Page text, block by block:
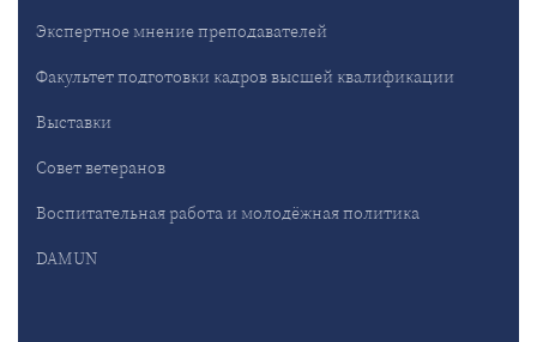
Экспертное мнение преподавателей
Факультет подготовки кадров высшей квалификации
Выставки
Совет ветеранов
Воспитательная работа и молодёжная политика
DAMUN